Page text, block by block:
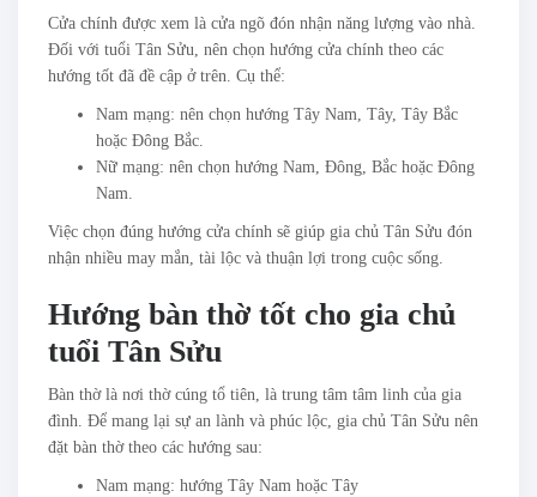
Cửa chính được xem là cửa ngõ đón nhận năng lượng vào nhà.
Đối với tuổi Tân Sửu, nên chọn hướng cửa chính theo các
hướng tốt đã đề cập ở trên. Cụ thể:
Nam mạng: nên chọn hướng Tây Nam, Tây, Tây Bắc
hoặc Đông Bắc.
Nữ mạng: nên chọn hướng Nam, Đông, Bắc hoặc Đông
Nam.
Việc chọn đúng hướng cửa chính sẽ giúp gia chủ Tân Sửu đón
nhận nhiều may mắn, tài lộc và thuận lợi trong cuộc sống.
Hướng bàn thờ tốt cho gia chủ
tuổi Tân Sửu
Bàn thờ là nơi thờ cúng tổ tiên, là trung tâm tâm linh của gia
đình. Để mang lại sự an lành và phúc lộc, gia chủ Tân Sửu nên
đặt bàn thờ theo các hướng sau:
Nam mạng: hướng Tây Nam hoặc Tây